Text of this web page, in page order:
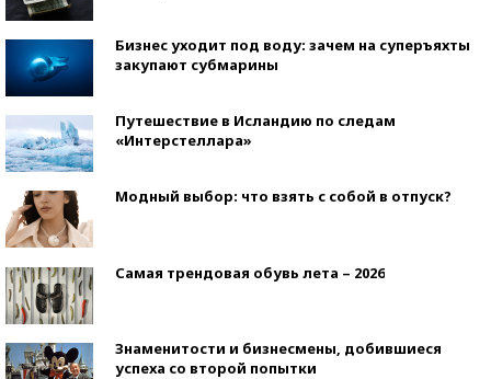
Бизнес уходит под воду: зачем на суперъяхты
закупают субмарины
Путешествие в Исландию по следам
«Интерстеллара»
Модный выбор: что взять с собой в отпуск?
Самая трендовая обувь лета – 2026
Знаменитости и бизнесмены, добившиеся
успеха со второй попытки